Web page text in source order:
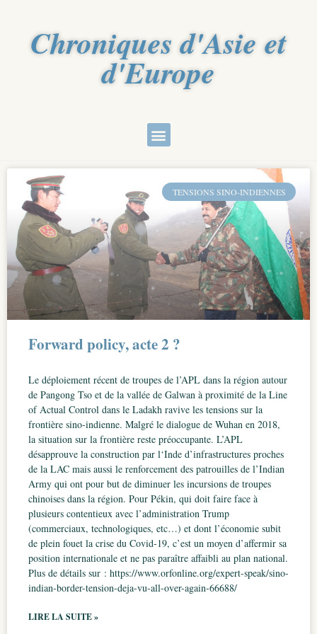
Chroniques d'Asie et
d'Europe
TENSIONS SINO-INDIENNES
Forward policy, acte 2 ?
Le déploiement récent de troupes de l’APL dans la région autour
de Pangong Tso et de la vallée de Galwan à proximité de la Line
of Actual Control dans le Ladakh ravive les tensions sur la
frontière sino-indienne. Malgré le dialogue de Wuhan en 2018,
la situation sur la frontière reste préoccupante. L’APL
désapprouve la construction par l‘Inde d’infrastructures proches
de la LAC mais aussi le renforcement des patrouilles de l’Indian
Army qui ont pour but de diminuer les incursions de troupes
chinoises dans la région. Pour Pékin, qui doit faire face à
plusieurs contentieux avec l’administration Trump
(commerciaux, technologiques, etc…) et dont l’économie subit
de plein fouet la crise du Covid-19, c’est un moyen d’affermir sa
position internationale et ne pas paraître affaibli au plan national.
Plus de détails sur : https://www.orfonline.org/expert-speak/sino-
indian-border-tension-deja-vu-all-over-again-66688/
LIRE LA SUITE »